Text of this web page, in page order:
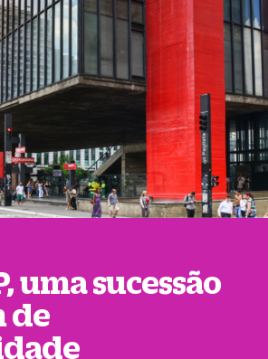
uma sucessão
de